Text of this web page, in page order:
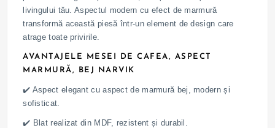
livingului tău. Aspectul modern cu efect de marmură
transformă această piesă într-un element de design care
atrage toate privirile.
AVANTAJELE MESEI DE CAFEA, ASPECT
MARMURĂ, BEJ NARVIK
✔️ Aspect elegant cu aspect de marmură bej, modern și
sofisticat.
✔️ Blat realizat din MDF, rezistent și durabil.